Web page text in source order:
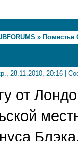
» Поместье
28.11.2010, 20:16 |
от